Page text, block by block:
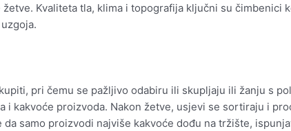
Kvaliteta tla, klima i topografija ključni su
pri čemu se pažljivo odabiru ili skupljaju ili žanju s
i kakvoće proizvoda. Nakon žetve, usjevi se sortiraju i
samo proizvodi najviše kakvoće dođu na tržište,